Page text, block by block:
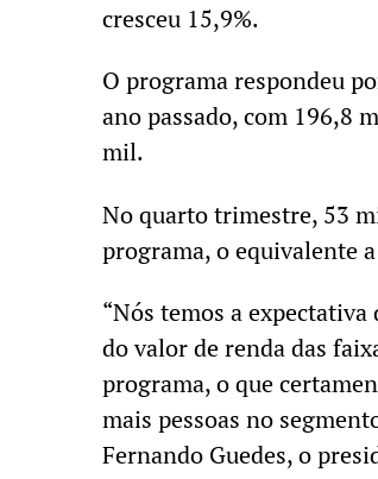
cresceu 15,9%.
O programa respondeu
ano passado, com 196,8
mil.
No quarto trimestre, 53
programa, o equivalente
“Nós temos a
do valor de renda das
programa, o que
mais pessoas no
Fernando Guedes, o